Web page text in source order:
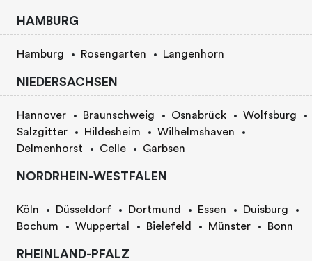
HAMBURG
Hamburg Rosengarten Langenhorn
NIEDERSACHSEN
Hannover Braunschweig Osnabrück
Wolfsburg
Salzgitter
Hildesheim
Wilhelmshaven
Delmenhorst
Celle Garbsen
NORDRHEIN-WESTFALEN
Köln Düsseldorf Dortmund Essen
Duisburg
Bochum
Wuppertal Bielefeld Münster Bonn
RHEINLAND-PFALZ